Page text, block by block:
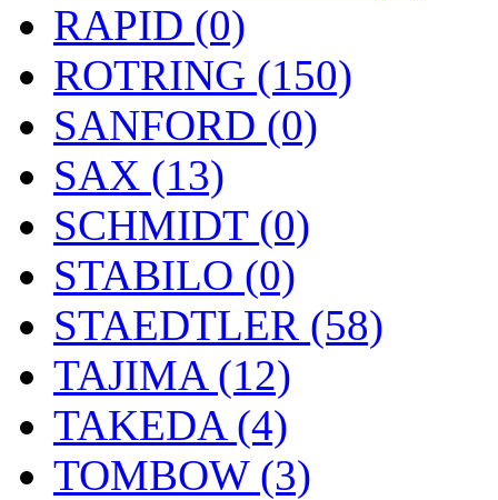
RAPID (0)
ROTRING (150)
SANFORD (0)
SAX (13)
SCHMIDT (0)
STABILO (0)
STAEDTLER (58)
TAJIMA (12)
TAKEDA (4)
TOMBOW (3)